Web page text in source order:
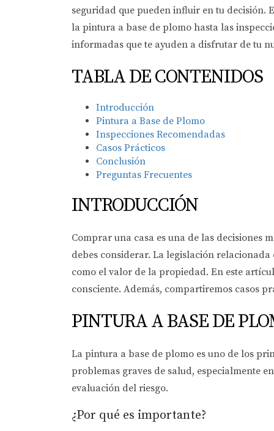
seguridad que pueden influir en tu decisión.
la pintura a base de plomo hasta las
informadas que te ayuden a disfrutar de tu
TABLA DE CONTENIDOS
Introducción
Pintura a Base de Plomo
Inspecciones Recomendadas
Casos Prácticos
Conclusión
Preguntas Frecuentes
INTRODUCCIÓN
Comprar una casa es una de las decisiones
debes considerar. La legislación
como el valor de la propiedad. En este
consciente. Además, compartiremos casos
PINTURA A BASE DE
La pintura a base de plomo es uno de los
problemas graves de salud, especialmente
evaluación del riesgo.
¿Por qué es importante?